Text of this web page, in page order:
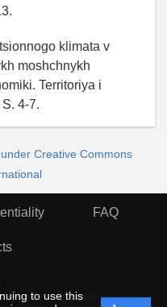
to use this
klimata v
moshchnykh
Territoriya i
4-7.
Creative Commons
FAQ